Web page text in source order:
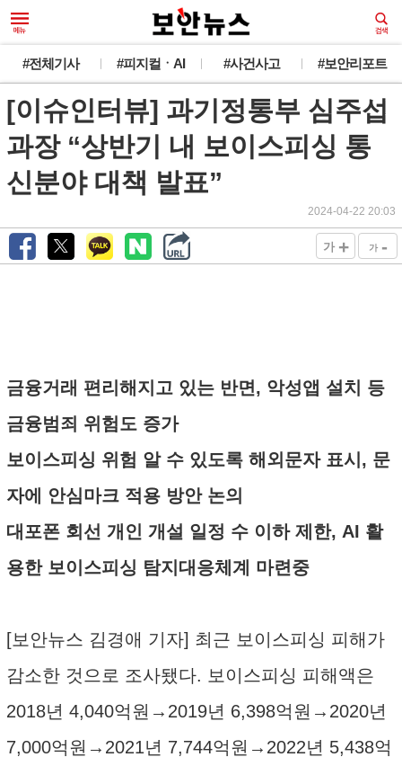
#전체기사 #피지컬ㆍAI #사건사고 #보안리포트
[이슈인터뷰] 과기정통부 심주섭
과장 “상반기 내 보이스피싱 통
신분야 대책 발표”
2024-04-22 20:03
가 + 가 -
금융거래 편리해지고 있는 반면, 악성앱 설치 등
금융범죄 위험도 증가
보이스피싱 위험 알 수 있도록 해외문자 표시, 문
자에 안심마크 적용 방안 논의
대포폰 회선 개인 개설 일정 수 이하 제한, AI 활
용한 보이스피싱 탐지대응체계 마련중
[보안뉴스 김경애 기자] 최근 보이스피싱 피해가
감소한 것으로 조사됐다. 보이스피싱 피해액은
2018년 4,040억원→2019년 6,398억원→2020년
7,000억원→2021년 7,744억원→2022년 5,438억